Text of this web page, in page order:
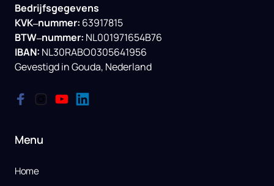
Bedrijfsgegevens
KVK‒nummer:
BTW‒nummer:
IBAN: NL30RABO0305641956
Gevestigd in Gouda, Nederland
Menu
Home